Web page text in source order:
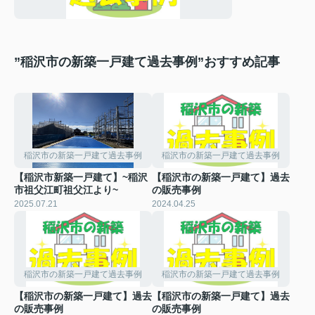
”稲沢市の新築一戸建て過去事例”おすすめ記事
稲沢市の新築一戸建て過去事例
【稲沢市新築一戸建て】~稲沢
市祖父江町祖父江より~
2025.07.21
稲沢市の新築一戸建て過去事例
【稲沢市の新築一戸建て】過去
の販売事例
2024.04.25
稲沢市の新築一戸建て過去事例
【稲沢市の新築一戸建て】過去
の販売事例
稲沢市の新築一戸建て過去事例
【稲沢市の新築一戸建て】過去
の販売事例